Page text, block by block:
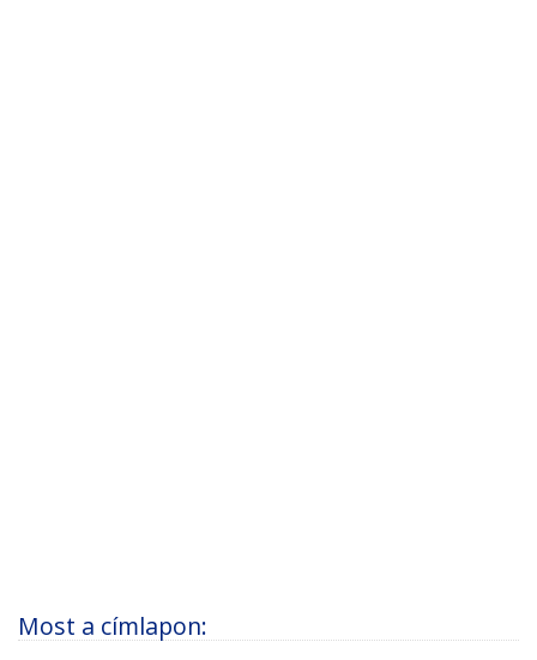
Most a címlapon: